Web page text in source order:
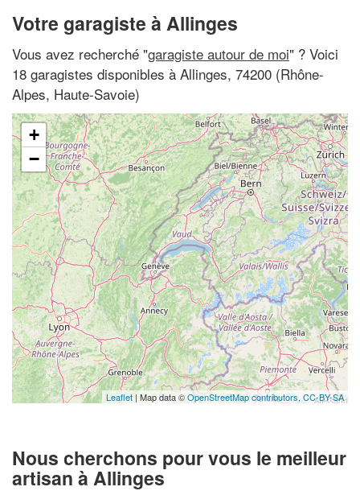
Votre garagiste à Allinges
Vous avez recherché "garagiste autour de moi" ? Voici
18 garagistes disponibles à Allinges, 74200 (Rhône-
Alpes, Haute-Savoie)
+
−
Leaflet | Map data ©OpenStreetMap contributors, CC-BY-SA
Nous cherchons pour vous le meilleur
artisan à Allinges